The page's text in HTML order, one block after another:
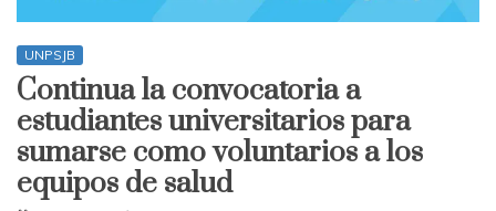
UNPSJB
Continua la convocatoria a
estudiantes universitarios para
sumarse como voluntarios a los
equipos de salud